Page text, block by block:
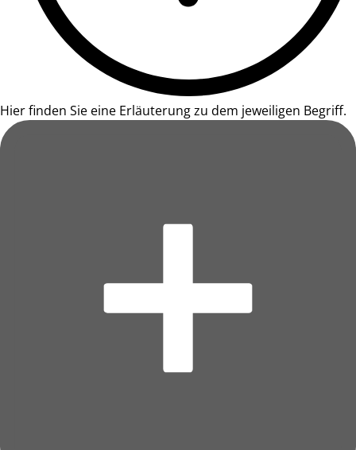
Hier finden Sie eine Erläuterung zu dem jeweiligen Begriff.